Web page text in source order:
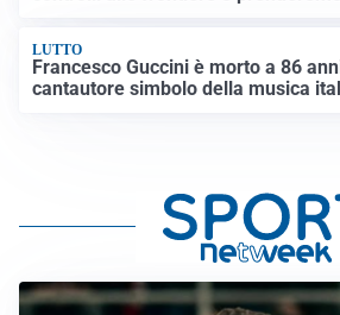
LUTTO
Francesco Guccini è morto a 86
cantautore simbolo della musica